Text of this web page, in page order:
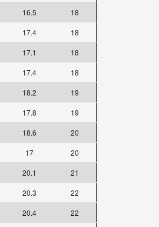
16.5
18
17.4
18
17.1
18
17.4
18
18.2
19
17.8
19
18.6
20
17
20
20.1
21
20.3
22
20.4
22